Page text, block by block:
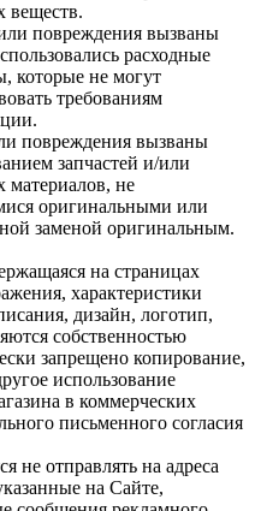
веществ.
повреждения вызваны
расходные
которые не могут
требованиям
повреждения вызваны
запчастей и/или
материалов, не
оригинальными или
заменой оригинальным.
на страницах
характеристики
дизайн, логотип,
собственностью
запрещено копирование,
использование
в коммерческих
письменного согласия
не отправлять на адреса
на Сайте,